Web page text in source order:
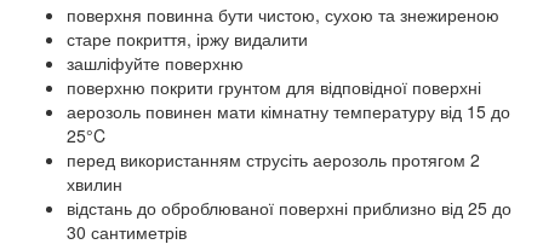
поверхня повинна бути чистою, сухою та знежиреною
старе покриття, іржу видалити
зашліфуйте поверхню
поверхню покрити грунтом для відповідної поверхні
аерозоль повинен мати кімнатну температуру від 15 до
25°C
перед використанням струсіть аерозоль протягом 2
хвилин
відстань до оброблюваної поверхні приблизно від 25 до
30 сантиметрів